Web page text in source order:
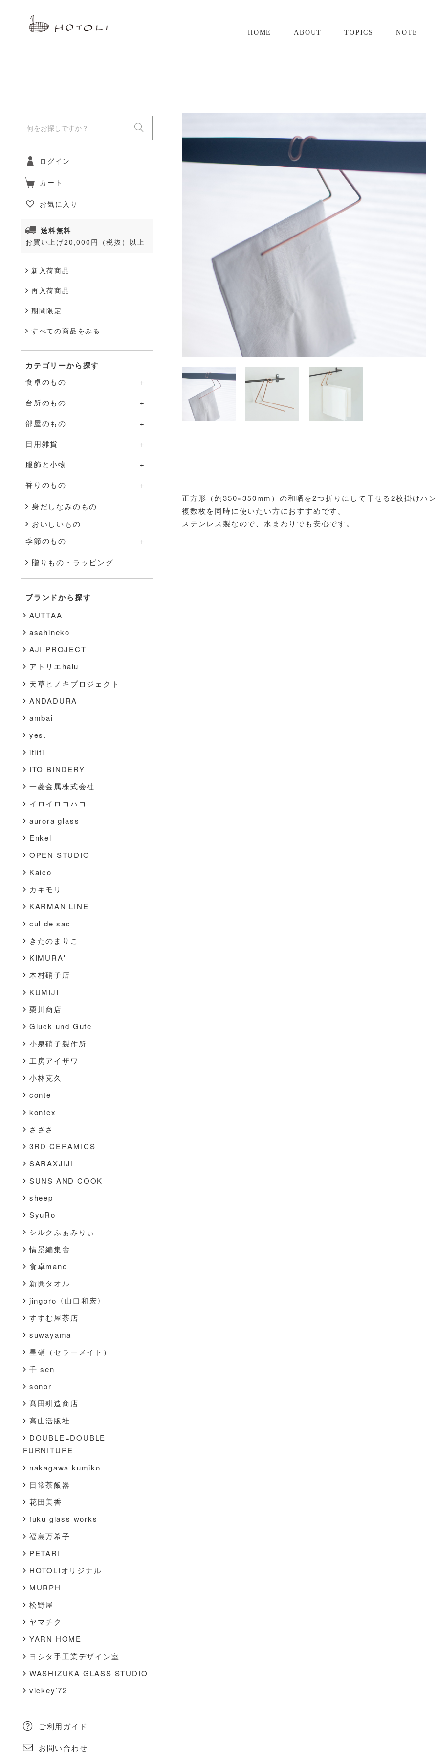
HOME ABOUT TOPICS NOTE
正方形（約350×350mm）の和晒を2つ折りにして干せる2枚掛けハ
複数枚を同時に使いたい方におすすめです。
ステンレス製なので、水まわりでも安心です。
ログイン
カート
お気に入り
送料無料
お買い上げ20,000円（税抜）以上
新入荷商品
再入荷商品
期間限定
すべての商品をみる
カテゴリーから探す
食卓のもの
食卓のものの一覧
器
グラス・カップ
箸・カトラリー
盆・トレー
その他
台所のもの
台所のものの一覧
調理道具
ふきん・タオル
その他
部屋のもの
部屋のものの一覧
照明
家具
花器
インテリア雑貨
その他
日用雑貨
日用雑貨の一覧
掃除道具
布もの・タオル
ハンドソープ・石鹸
スキンケア
文房具
服飾と小物
服飾と小物の一覧
洋服
バッグ・帽子
アクセサリー
靴下
その他
香りのもの
香りのものの一覧
アロマ用品
キャンドル
身だしなみのもの
おいしいもの
季節のもの
季節のものの一覧
秋・冬
春・夏
贈りもの・ラッピング
ブランドから探す
AUTTAA
asahineko
AJI PROJECT
アトリエhalu
天草ヒノキプロジェクト
ANDADURA
ambai
yes.
itiiti
ITO BINDERY
一菱金属株式会社
イロイロコハコ
aurora glass
Enkel
OPEN STUDIO
Kaico
カキモリ
KARMAN LINE
cul de sac
きたのまりこ
KIMURA'
木村硝子店
KUMIJI
栗川商店
Gluck und Gute
小泉硝子製作所
工房アイザワ
小林克久
conte
kontex
さささ
3RD CERAMICS
SARAXJIJI
SUNS AND COOK
sheep
SyuRo
シルクふぁみりぃ
情景編集舎
食卓mano
新興タオル
jingoro〈山口和宏〉
すすむ屋茶店
suwayama
星硝（セラーメイト）
千 sen
sonor
髙田耕造商店
高山活版社
DOUBLE=DOUBLE
FURNITURE
nakagawa kumiko
日常茶飯器
花田美香
fuku glass works
福島万希子
PETARI
HOTOLIオリジナル
MURPH
松野屋
ヤマチク
YARN HOME
ヨシタ手工業デザイン室
WASHIZUKA GLASS STUDIO
vickey’72
ご利用ガイド
お問い合わせ